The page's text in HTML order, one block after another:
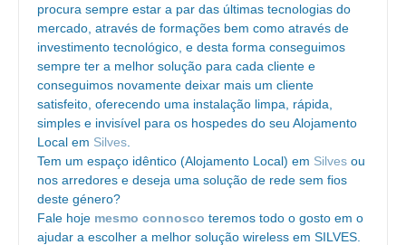
procura sempre estar a par das últimas tecnologias do
mercado, através de formações bem como através de
investimento tecnológico, e desta forma conseguimos
sempre ter a melhor solução para cada cliente e
conseguimos novamente deixar mais um cliente
satisfeito, oferecendo uma instalação limpa, rápida,
simples e invisível para os hospedes do seu Alojamento
Local em Silves
Tem um espaço idêntico (Alojamento Local) em Silves ou
nos arredores e deseja uma solução de rede sem fios
deste género?
Fale hoje mesmo connosco teremos todo o gosto em o
ajudar a escolher a melhor solução wireless em SILVES.